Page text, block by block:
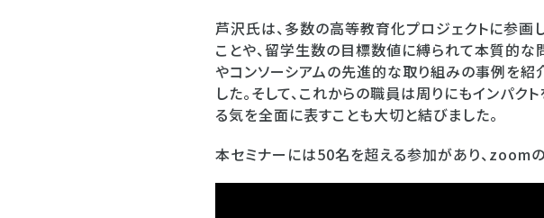
芦沢氏は、多数の高等教育化プロジェクトに参
ことや、留学生数の目標数値に縛られて本質的
やコンソーシアムの先進的な取り組みの事例を
した。そして、これからの職員は周りにもインパ
る気を全面に表すことも大切と結びました。
本セミナーには50名を超える参加があり、zoom